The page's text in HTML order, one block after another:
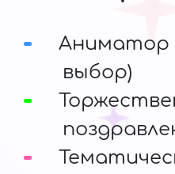
Аниматор
выбор)